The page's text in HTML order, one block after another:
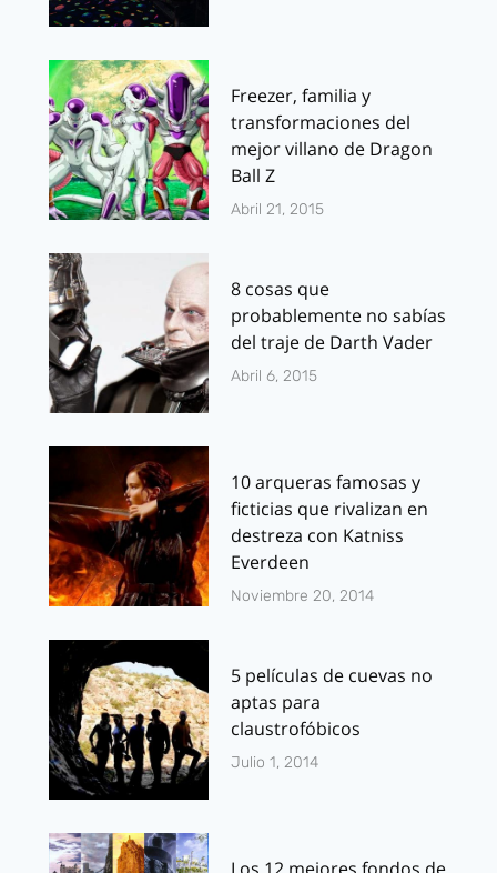
Freezer, familia y
transformaciones del
mejor villano de Dragon
Ball Z
Abril 21, 2015
8 cosas que
probablemente no sabías
del traje de Darth Vader
Abril 6, 2015
10 arqueras famosas y
ficticias que rivalizan en
destreza con Katniss
Everdeen
Noviembre 20, 2014
5 películas de cuevas no
aptas para
claustrofóbicos
Julio 1, 2014